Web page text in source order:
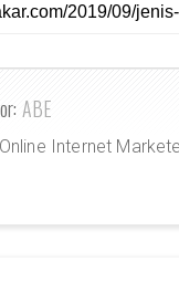
ABE
Internet